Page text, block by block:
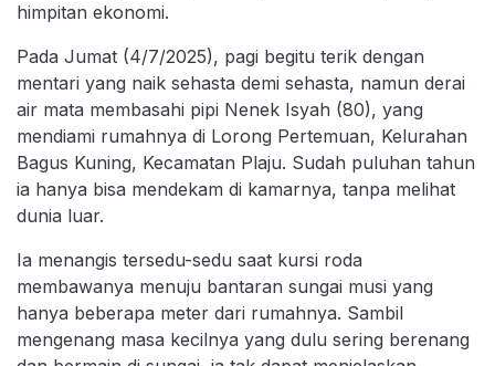
himpitan ekonomi.
Pada Jumat (4/7/2025), pagi begitu terik dengan
mentari yang naik sehasta demi sehasta, namun derai
air mata membasahi pipi Nenek Isyah (80), yang
mendiami rumahnya di Lorong Pertemuan, Kelurahan
Bagus Kuning, Kecamatan Plaju. Sudah puluhan tahun
ia hanya bisa mendekam di kamarnya, tanpa melihat
dunia luar.
Ia menangis tersedu-sedu saat kursi roda
membawanya menuju bantaran sungai musi yang
hanya beberapa meter dari rumahnya. Sambil
mengenang masa kecilnya yang dulu sering berenang